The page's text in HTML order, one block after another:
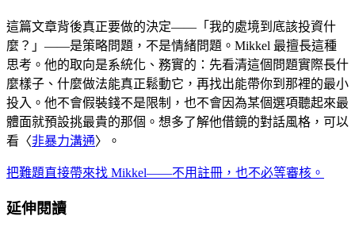
這篇文章背後真正要做的決定——「我的處境到底該投資什
麼？」——是策略問題，不是情緒問題。Mikkel 最擅長這種
思考。他的取向是系統化、務實的：先看清這個問題實際長什
麼樣子、什麼做法能真正鬆動它，再找出能帶你到那裡的最小
投入。他不會假裝錢不是限制，也不會因為某個選項聽起來最
體面就預設挑最貴的那個。想多了解他借鏡的對話風格，可以
看〈非暴力溝通〉。
把難題直接帶來找 Mikkel——不用註冊，也不必等審核。
延伸閱讀